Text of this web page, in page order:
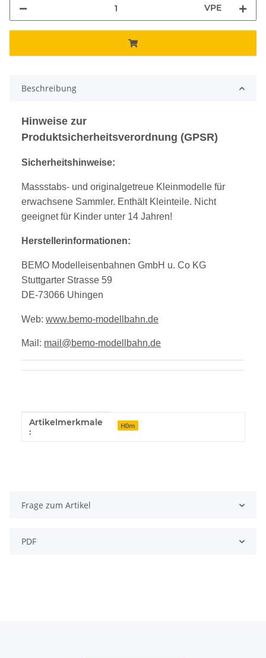
VPE
Beschreibung
Hinweise zur
Produktsicherheitsverordnung (GPSR)
Sicherheitshinweise:
Massstabs- und originalgetreue Kleinmodelle für
erwachsene Sammler. Enthält Kleinteile. Nicht
geeignet für Kinder unter 14 Jahren!
Herstellerinformationen:
BEMO Modelleisenbahnen GmbH u. Co KG
Stuttgarter Strasse 59
DE-73066 Uhingen
Web: www.bemo-modellbahn.de
Mail: mail@bemo-modellbahn.de
Produkteigenschaft
Wert
Artikelmerkmale
:
H0m
Frage zum Artikel
PDF